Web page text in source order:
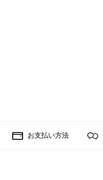
お支払い方法